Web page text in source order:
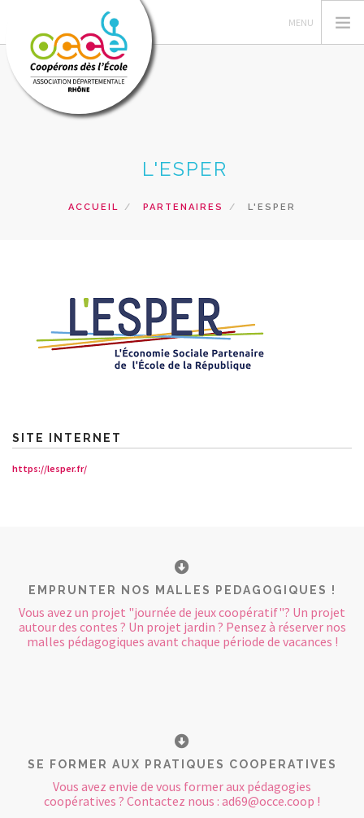
GESTION DES COOPÉRATIVES
L'ESPER
ACCUEIL PARTENAIRES L'ESPER
SITE INTERNET
https://lesper.fr/
EMPRUNTER NOS MALLES PEDAGOGIQUES !
Vous avez un projet "journée de jeux coopératif"? Un projet
autour des contes ? Un projet jardin ? Pensez à réserver nos
malles pédagogiques avant chaque période de vacances !
SE FORMER AUX PRATIQUES COOPERATIVES
Vous avez envie de vous former aux pédagogies
coopératives ? Contactez nous : ad69@occe.coop !